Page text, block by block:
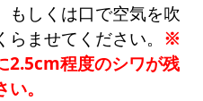
もしくは口で空気を吹
ませてください。 ※
2.5cm程度のシワが残
。